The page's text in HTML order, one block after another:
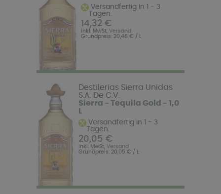
Versandfertig in 1 - 3
Tagen.
14,32 €
inkl. MwSt,Versand
Grundpreis: 20,46 € / L
Destilerias Sierra Unidas
S.A. De C.V.
Sierra - Tequila Gold - 1,0
L
Versandfertig in 1 - 3
Tagen.
20,05 €
inkl. MwSt, Versand
Grundpreis: 20,05 € / L